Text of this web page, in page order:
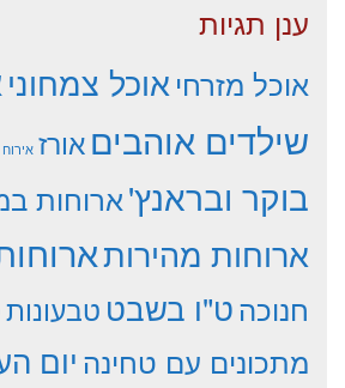
ענן תגיות
אוכל מזרחיאוכל צמחוני
שילדים אוהביםאורז אירוח
בוקר ובראנץ'ארוחות
ארוחות מהירות
חנוכהט"ו בשבט טבעונות
מתכונים עם טחינה יום